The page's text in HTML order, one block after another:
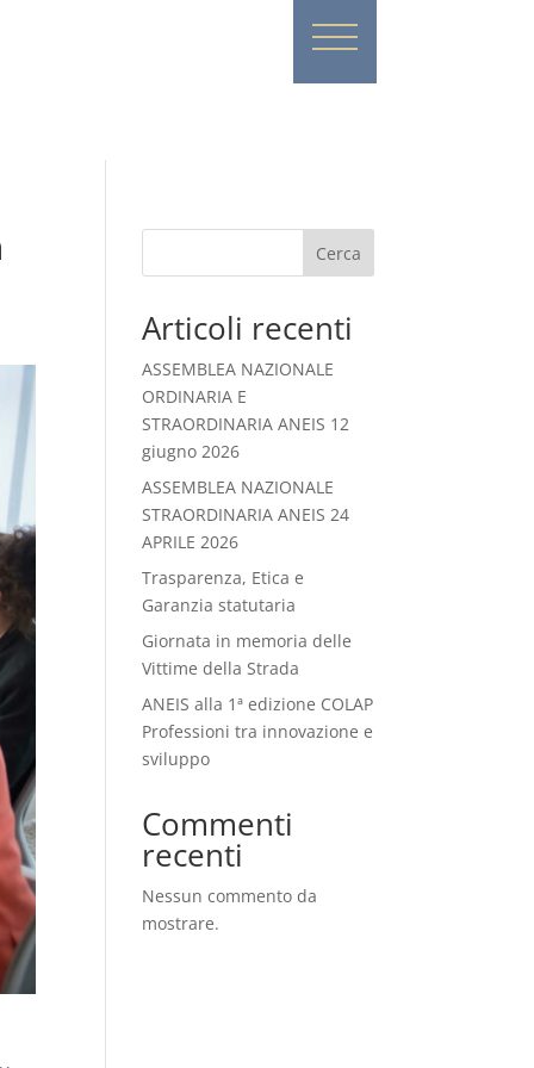
Cerca
Articoli recenti
ASSEMBLEA NAZIONALE
ORDINARIA E
STRAORDINARIA ANEIS 12
giugno 2026
ASSEMBLEA NAZIONALE
STRAORDINARIA ANEIS 24
APRILE 2026
Trasparenza, Etica e
Garanzia statutaria
Giornata in memoria delle
Vittime della Strada
ANEIS alla 1ª edizione COLAP
Professioni tra innovazione e
sviluppo
Commenti
recenti
Nessun commento da
mostrare.